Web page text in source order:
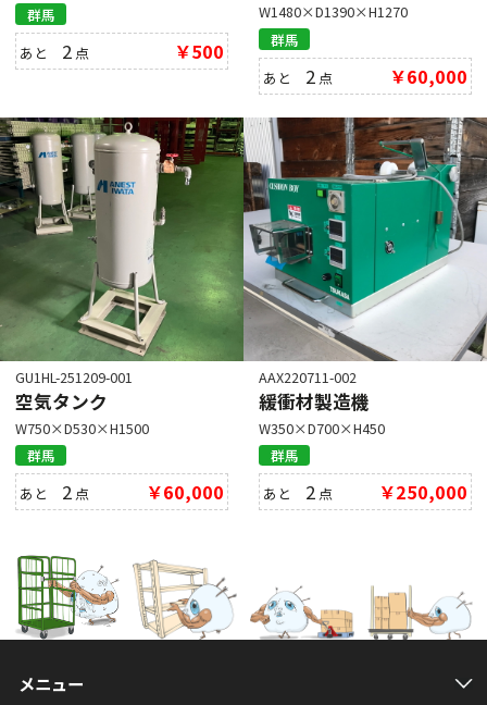
群馬
あと 2 点 ￥500
W1480×D1390×H1270
群馬
あと 2 点 ￥60,000
GU1HL-251209-001
空気タンク
W750×D530×H1500
群馬
あと 2 点 ￥60,000
AAX220711-002
緩衝材製造機
W350×D700×H450
群馬
あと 2 点 ￥250,000
メニュー